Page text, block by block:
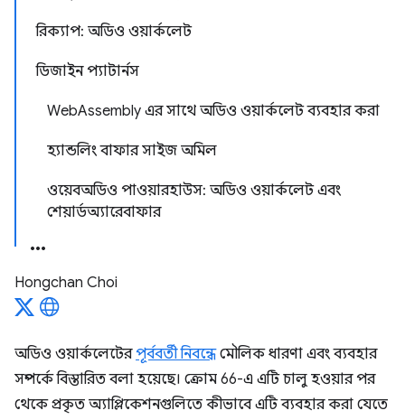
রিক্যাপ: অডিও ওয়ার্কলেট
ডিজাইন প্যাটার্নস
WebAssembly এর সাথে অডিও ওয়ার্কলেট ব্যবহার করা
হ্যান্ডলিং বাফার সাইজ অমিল
ওয়েবঅডিও পাওয়ারহাউস: অডিও ওয়ার্কলেট এবং
শেয়ার্ডঅ্যারেবাফার
Hongchan Choi
অডিও ওয়ার্কলেটেরপূর্ববর্তী নিবন্ধেমৌলিক ধারণা এবং ব্যবহার
সম্পর্কে বিস্তারিত বলা হয়েছে। ক্রোম 66-এ এটি চালু হওয়ার পর
থেকে প্রকৃত অ্যাপ্লিকেশনগুলিতে কীভাবে এটি ব্যবহার করা যেতে